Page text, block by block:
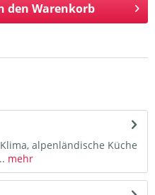
den Warenkorb
alpenländische Küche
mehr